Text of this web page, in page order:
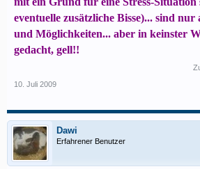
eventuelle zusätzliche Bisse)... sind nur
und Möglichkeiten... aber in keinster
gedacht, gell!!
10. Juli 2009
Dawi
Erfahrener Benutzer